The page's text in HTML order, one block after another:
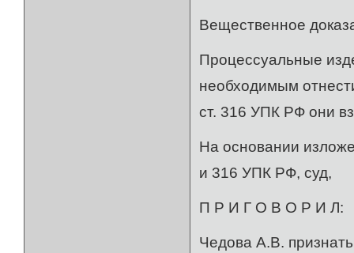
Вещественное
Процессуальные
необходимым
ст. 316 УПК РФ они
На основании
и 316 УПК РФ, суд,
П Р И Г О В О Р И Л:
Чедова А.В.